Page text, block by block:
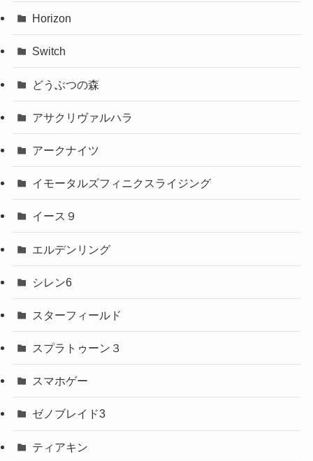
Horizon
Switch
どうぶつの森
アサクリヴァルハラ
アークナイツ
イモータルズフィニクスライジング
イース９
エルデンリング
シレン6
スターフィールド
スプラトゥーン３
スマホゲー
ゼノブレイド3
ティアキン